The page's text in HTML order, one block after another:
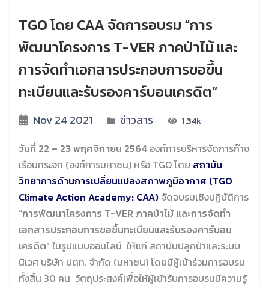
TGO โดย CAA จัดการอบรม “การ
พัฒนาโครงการ T-VER ภาคป่าไม้ และ
การจัดทำเอกสารประกอบการขอขึ้น
ทะเบียนและรับรองคาร์บอนเครดิต”
Nov 24 2021 ข่าวสาร 1.34k
วันที่ 22 – 23 พฤศจิกายน 2564 องค์การบริหารจัดการก๊าซ
เรือนกระจก (องค์การมหาชน) หรือ TGO โดย สถาบัน
วิทยาการด้านการเปลี่ยนแปลงสภาพภูมิอากาศ (TGO
Climate Action Academy: CAA) จัดอบรมเชิงปฏิบัติการ
“การพัฒนาโครงการ T-VER ภาคป่าไม้ และการจัดทำ
เอกสารประกอบการขอขึ้นทะเบียนและรับรองคาร์บอน
เครดิต”ในรูปแบบออนไลน์ ให้แก่ สถาบันปลูกป่าและระบบ
นิเวศ บริษัท ปตท. จำกัด (มหาชน) โดยมีผู้เข้าร่วมการอบรม
ทั้งสิ้น 30 คน วัตถุประสงค์เพื่อให้ผู้เข้ารับการอบรมมีความรู้